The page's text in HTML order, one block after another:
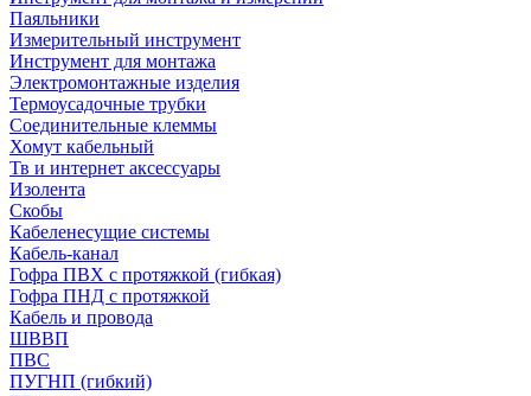
Паяльники
Измерительный инструмент
Инструмент для монтажа
Электромонтажные изделия
Термоусадочные трубки
Соединительные клеммы
Хомут кабельный
Тв и интернет аксессуары
Изолента
Скобы
Кабеленесущие системы
Кабель-канал
Гофра ПВХ с протяжкой (гибкая)
Гофра ПНД с протяжкой
Кабель и провода
ШВВП
ПВС
ПУГНП (гибкий)